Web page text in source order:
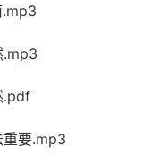
.mp3
.mp3
.pdf
重要.mp3